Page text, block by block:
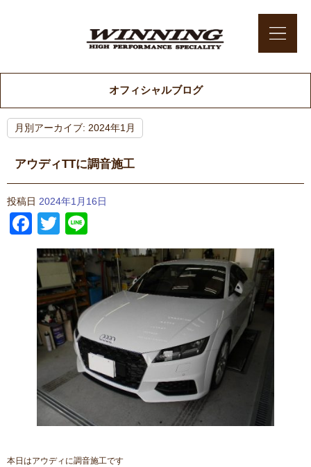
オフィシャルブログ
月別アーカイブ: 2024年1月
アウディTTに調音施工
投稿日 2024年1月16日
Facebook
Twitter
本日はアウディに調音施工です